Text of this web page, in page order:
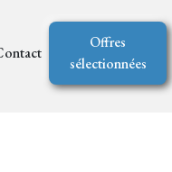
Offres
sélectionnées